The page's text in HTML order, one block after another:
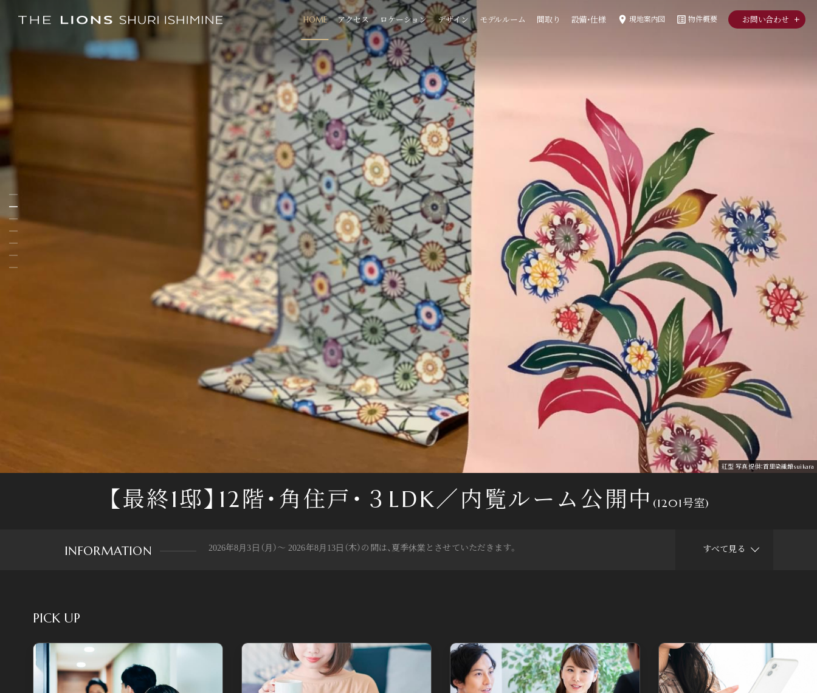
HOME アクセス ロケーション デザイン モデルルーム 間取り 設備・仕様 room 現地案内図 list_alt 物件概要 お問い合わせ
国営沖縄記念公園（首里城公園）約2.7km（2026年4月撮影）
紅型 写真提供：首里染織館suikara
外観（2025年4月撮影）
外観（2025年4月撮影）
現地13階より西側方面を望む（2025年9月撮影）
1301号室リビング・ダイニング（2025年4月撮影）
1301号室リビング・ダイニング（2025年4月撮影）
【最終1邸】12階・角住戸・３LDK／ 内覧ルーム公開中 (1201号室)
INFORMATION
2026年8月3日（月）～ 2026年8月13日（木）の間は、夏季休業とさせていただきます。
個別オンラインご案内会（完全予約制）
すべて見る
PICK UP